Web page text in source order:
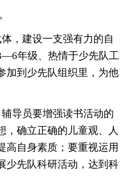
，建设一支强有力的自
年级、热情于少先队工
加到少先队组织里，为他
导员要增强读书活动的
，确立正确的儿童观、人
高自身素质；要重视运用
少先队科研活动，达到科